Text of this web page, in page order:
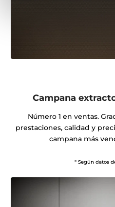
Campana
Número 1 en ventas.
prestaciones, calidad y
campana más
* Según datos